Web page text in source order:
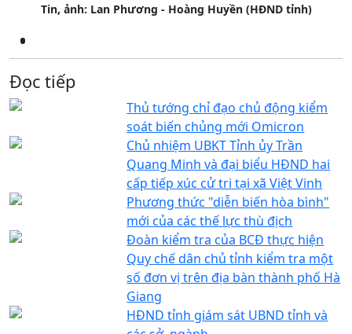
Tin, ảnh: Lan Phương - Hoàng Huyền (HĐND tỉnh)
Đọc tiếp
Thủ tướng chỉ đạo chủ động kiểm
soát biến chủng mới Omicron
Chủ nhiệm UBKT Tỉnh ủy Trần
Quang Minh và đại biểu HĐND hai
cấp tiếp xúc cử tri tại xã Việt Vinh
Phương thức "diễn biến hòa bình"
mới của các thế lực thù địch
Đoàn kiểm tra của BCĐ thực hiện
Quy chế dân chủ tỉnh kiểm tra một
số đơn vị trên địa bàn thành phố Hà
Giang
HĐND tỉnh giám sát UBND tỉnh và